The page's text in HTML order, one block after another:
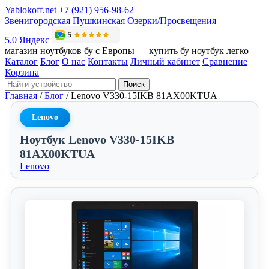
Yablokoff.net +7 (921) 956-98-62
Звенигородская Пушкинская Озерки/Просвещения
5.0 Яндекс
магазин ноутбуков бу с Европы — купить бу ноутбук легко
Каталог Блог О нас Контакты Личный кабинет Сравнение
Корзина
Поиск
Главная / Блог / Lenovo V330-15IKB 81AX00KTUA
Lenovo
Ноутбук Lenovo V330-15IKB
81AX00KTUA
Lenovo